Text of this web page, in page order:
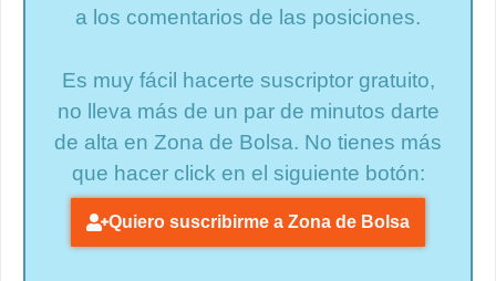
a los comentarios de las posiciones.
Es muy fácil hacerte suscriptor gratuito,
no lleva más de un par de minutos darte
de alta en Zona de Bolsa. No tienes más
que hacer click en el siguiente botón:
Quiero suscribirme a Zona de Bolsa